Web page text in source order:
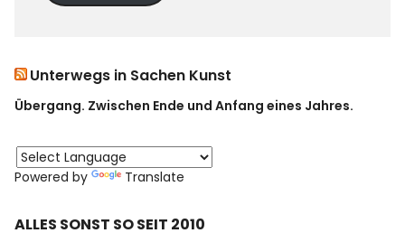
Unterwegs in Sachen Kunst
Übergang. Zwischen Ende und Anfang eines Jahres.
Powered by Translate
ALLES SONST SO SEIT 2010